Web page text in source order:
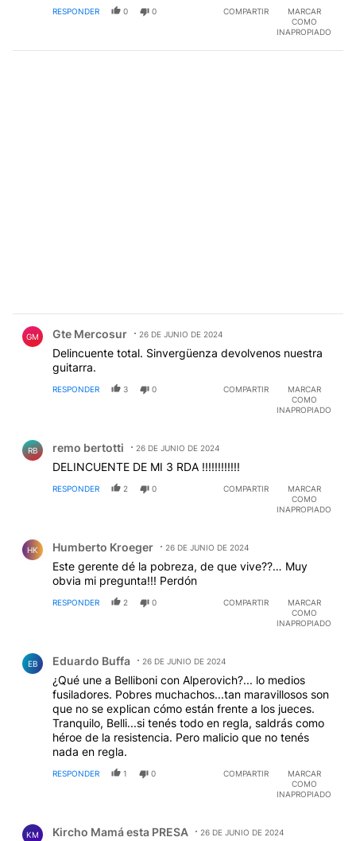
RESPONDER 0 0 COMPARTIR
MARCAR
COMO
INAPROPIADO
GM Gte Mercosur 26 DE JUNIO DE 2024
Delincuente total. Sinvergüenza devolvenos nuestra
guitarra.
RESPONDER 3 0 COMPARTIR
MARCAR
COMO
INAPROPIADO
RB remo bertotti 26 DE JUNIO DE 2024
DELINCUENTE DE MI 3 RDA !!!!!!!!!!!!
RESPONDER 2 0 COMPARTIR
MARCAR
COMO
INAPROPIADO
HK Humberto Kroeger 26 DE JUNIO DE 2024
Este gerente dé la pobreza, de que vive??… Muy
obvia mi pregunta!!! Perdón
RESPONDER 2 0 COMPARTIR
MARCAR
COMO
INAPROPIADO
EB Eduardo Buffa 26 DE JUNIO DE 2024
¿Qué une a Belliboni con Alperovich?... lo medios
fusiladores. Pobres muchachos...tan maravillosos son
que no se explican cómo están frente a los jueces.
Tranquilo, Belli...si tenés todo en regla, saldrás como
héroe de la resistencia. Pero malicio que no tenés
nada en regla.
RESPONDER 1 0 COMPARTIR
MARCAR
COMO
INAPROPIADO
KM Kircho Mamá esta PRESA 26 DE JUNIO DE 2024